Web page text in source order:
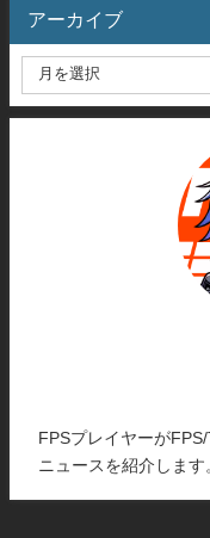
アーカイブ
FPSプレイヤーが
ニュースを紹介します